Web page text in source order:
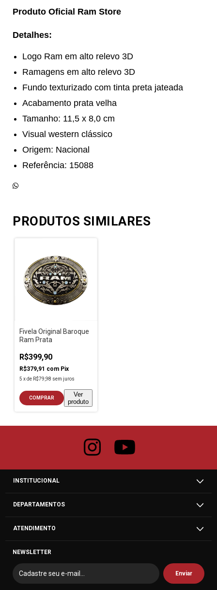
Produto Oficial Ram Store
Detalhes:
Logo Ram em alto relevo 3D
Ramagens em alto relevo 3D
Fundo texturizado com tinta preta jateada
Acabamento prata velha
Tamanho: 11,5 x 8,0 cm
Visual western clássico
Origem: Nacional
Referência: 15088
PRODUTOS SIMILARES
Fivela Original Baroque
Ram Prata
R$399,90
R$379,91 com Pix
5 xde R$79,98 sem juros
COMPRAR
Ver
produto
INSTITUCIONAL
DEPARTAMENTOS
ATENDIMENTO
NEWSLETTER